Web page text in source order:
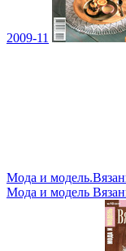
2009-11
Мода и
Мода и модель